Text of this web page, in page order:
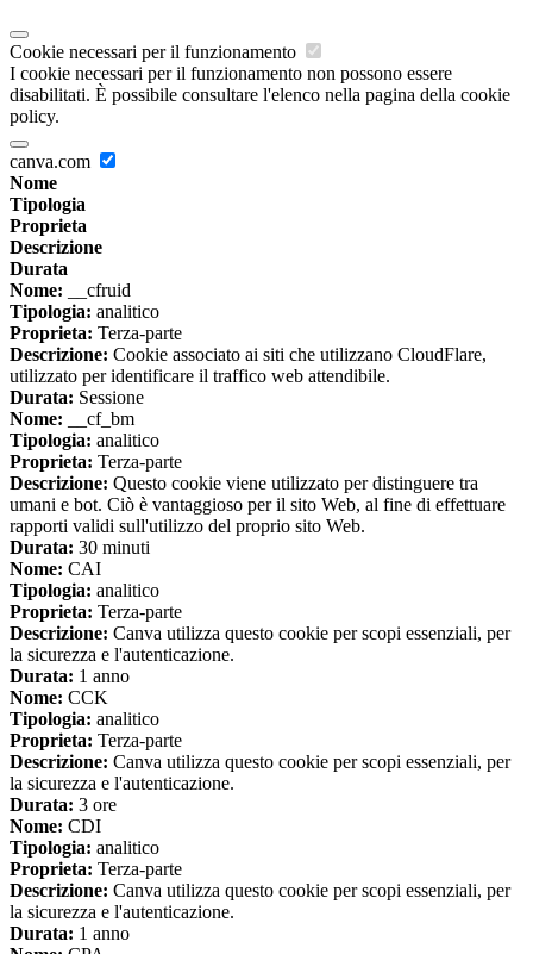
Cookie necessari per il funzionamento
I cookie necessari per il funzionamento non possono essere
disabilitati. È possibile consultare l'elenco nella pagina della cookie
policy.
canva.com
Nome
Tipologia
Proprieta
Descrizione
Durata
Nome: __cfruid
Tipologia: analitico
Proprieta: Terza-parte
Descrizione: Cookie associato ai siti che utilizzano CloudFlare,
utilizzato per identificare il traffico web attendibile.
Durata: Sessione
Nome: __cf_bm
Tipologia: analitico
Proprieta: Terza-parte
Descrizione: Questo cookie viene utilizzato per distinguere tra
umani e bot. Ciò è vantaggioso per il sito Web, al fine di effettuare
rapporti validi sull'utilizzo del proprio sito Web.
Durata: 30 minuti
Nome: CAI
Tipologia: analitico
Proprieta: Terza-parte
Descrizione: Canva utilizza questo cookie per scopi essenziali, per
la sicurezza e l'autenticazione.
Durata: 1 anno
Nome: CCK
Tipologia: analitico
Proprieta: Terza-parte
Descrizione: Canva utilizza questo cookie per scopi essenziali, per
la sicurezza e l'autenticazione.
Durata: 3 ore
Nome: CDI
Tipologia: analitico
Proprieta: Terza-parte
Descrizione: Canva utilizza questo cookie per scopi essenziali, per
la sicurezza e l'autenticazione.
Durata: 1 anno